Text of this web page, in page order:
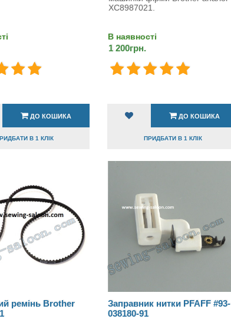
ДО КОШИКА
В 1 КЛІК
XC8987021.
В наявності
1 200грн.
ДО КОШИКА
ПРИДБАТИ В 1 КЛІК
ремінь Brother
Заправник нитки PFAFF #93-
038180-91